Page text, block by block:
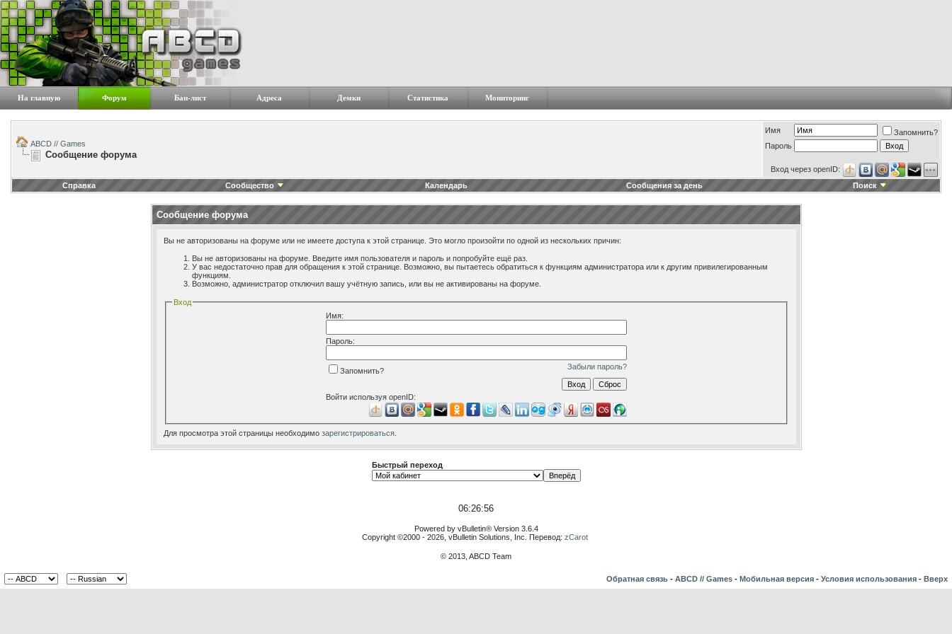
На главную Форум Бан-лист Адреса Демки Статистика Мониторинг
ABCD // Games
Сообщение форума
Имя
Запомнить?
Пароль
Вход через openID:
Справка
Сообщество Календарь Сообщения за день Поиск
Сообщение форума
Вы не авторизованы на форуме или не имеете доступа к этой странице. Это могло произойти по одной из нескольких причин:
Вы не авторизованы на форуме. Введите имя пользователя и пароль и попробуйте ещё раз.
У вас недостаточно прав для обращения к этой странице. Возможно, вы пытаетесь обратиться к функциям администратора или к другим привилегированным
функциям.
Возможно, администратор отключил вашу учётную запись, или вы не активированы на форуме.
Вход
Имя:
Пароль:
Забыли пароль?
Запомнить?
Войти используя openID:
Для просмотра этой страницы необходимо зарегистрироваться.
Быстрый переход
06:26:56
Powered by vBulletin® Version 3.6.4
Copyright ©2000 - 2026, vBulletin Solutions, Inc. Перевод: zCarot
© 2013, ABCD Team
Обратная связь - ABCD // Games - Мобильная версия - Условия использования - Вверх